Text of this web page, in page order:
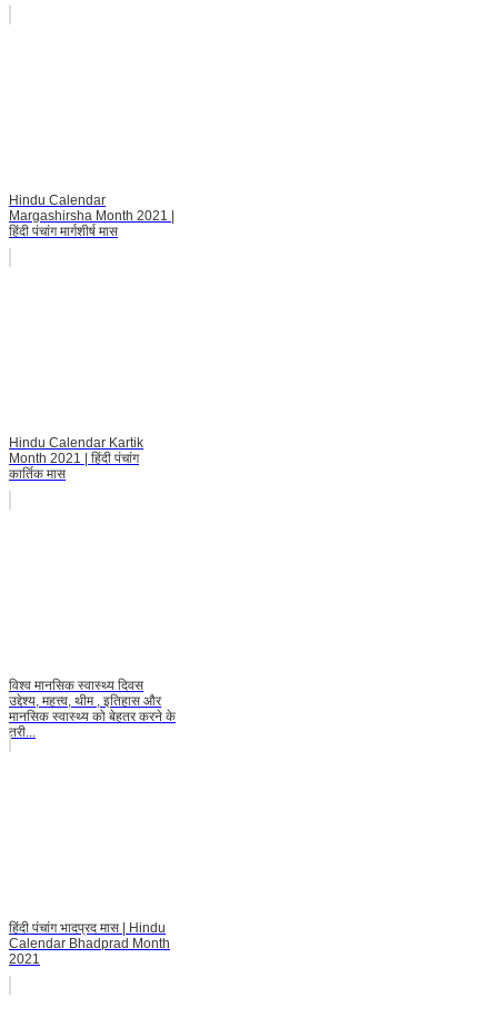
Hindu Calendar
Margashirsha Month 2021 |
हिंदी पंचांग मार्गशीर्ष मास
Hindu Calendar Kartik
Month 2021 | हिंदी पंचांग
कार्तिक मास
विश्व मानसिक स्वास्थ्य दिवस
उद्देश्य, महत्त्व, थीम , इतिहास और
मानसिक स्वास्थ्य को बेहतर करने के
तरी...
हिंदी पंचांग भादप्रद मास | Hindu
Calendar Bhadprad Month
2021